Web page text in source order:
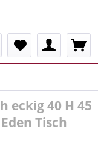
eckig 40 H 45
Tisch